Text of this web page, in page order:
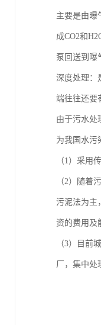
主要是由曝
成CO2和
泵回送到曝
深度处理：
端往往还要
由于污水处
为我国水污
（1）采用
（2）随着
污泥法为主
资的费用及
（3）目前
厂，集中处